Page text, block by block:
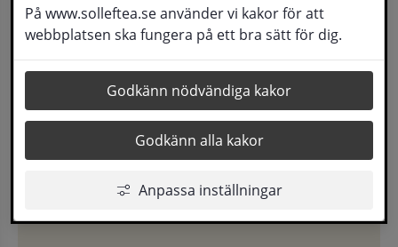
På www.solleftea.se använder vi kakor för att
webbplatsen ska fungera på ett bra sätt för dig.
Godkänn nödvändiga kakor
Godkänn alla kakor
Anpassa inställningar
Hjälpmedel &
bostadsanpassning
Ansöka om bostadsanpassning